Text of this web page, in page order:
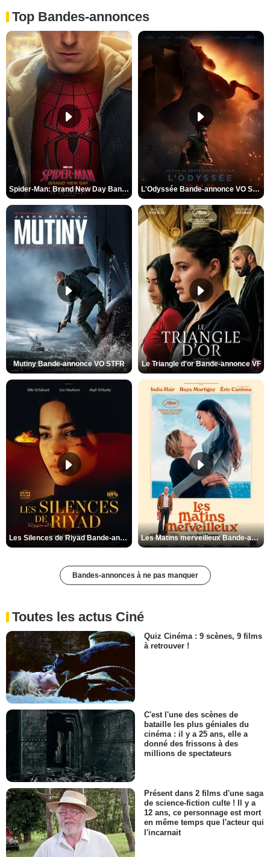
Top Bandes-annonces
Spider-Man: Brand New Day Bande-annonce VO STFR L'Odyssée Bande-annonce VO STFR
Mutiny Bande-annonce VO STFR Le Triangle d'or Bande-annonce VF
Les Silences de Riyad Bande-annonce VO STFR Les Matins merveilleux Bande-annonce VF
Bandes-annonces à ne pas manquer
Toutes les actus Ciné
Quiz Cinéma : 9 scènes, 9 films
à retrouver !
C'est l'une des scènes de
bataille les plus géniales du
cinéma : il y a 25 ans, elle a
donné des frissons à des
millions de spectateurs
Présent dans 2 films d'une saga
de science-fiction culte ! Il y a
12 ans, ce personnage est mort
en même temps que l'acteur qui
l'incarnait